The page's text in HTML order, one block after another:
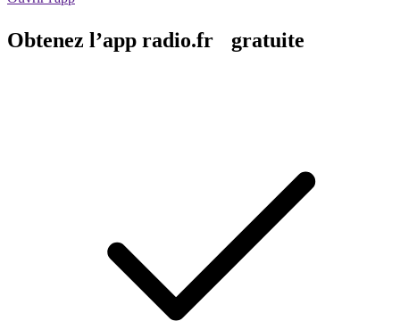
Obtenez l’app radio.fr gratuite